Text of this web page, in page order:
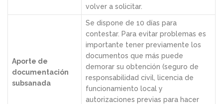
volver a solicitar.
Aporte de
documentación
subsanada
Se dispone de 10 días para
contestar. Para evitar problemas es
importante tener previamente los
documentos que más puede
demorar su obtención (seguro de
responsabilidad civil, licencia de
funcionamiento local y
autorizaciones previas para hacer